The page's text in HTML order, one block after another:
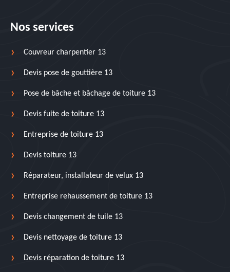
Nos services
Couvreur charpentier 13
Devis pose de gouttière 13
Pose de bâche et bâchage de toiture 13
Devis fuite de toiture 13
Entreprise de toiture 13
Devis toiture 13
Réparateur, installateur de velux 13
Entreprise rehaussement de toiture 13
Devis changement de tuile 13
Devis nettoyage de toiture 13
Devis réparation de toiture 13